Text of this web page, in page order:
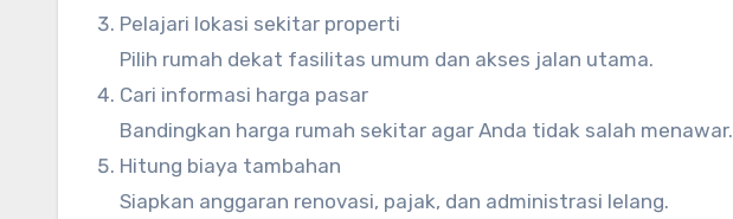
Pelajari lokasi sekitar properti
Pilih rumah dekat fasilitas umum dan akses jalan utama.
Cari informasi harga pasar
Bandingkan harga rumah sekitar agar Anda tidak salah menawar.
Hitung biaya tambahan
Siapkan anggaran renovasi, pajak, dan administrasi lelang.